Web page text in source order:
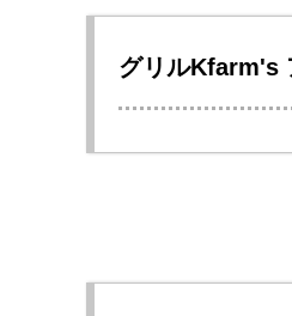
グリルKfarm's